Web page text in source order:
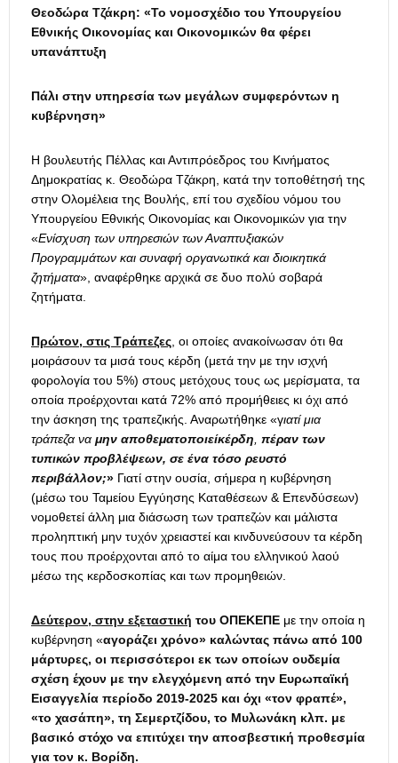
Θεοδώρα Τζάκρη: «Το νομοσχέδιο του Υπουργείου
Εθνικής Οικονομίας και Οικονομικών θα φέρει
υπανάπτυξη
Πάλι στην υπηρεσία των μεγάλων συμφερόντων η
κυβέρνηση»
Η βουλευτής Πέλλας και Αντιπρόεδρος του Κινήματος
Δημοκρατίας κ. Θεοδώρα Τζάκρη, κατά την τοποθέτησή της
στην Ολομέλεια της Βουλής, επί του σχεδίου νόμου του
Υπουργείου Εθνικής Οικονομίας και Οικονομικών για την
«Ενίσχυση των υπηρεσιών των Αναπτυξιακών
Προγραμμάτων και συναφή οργανωτικά και διοικητικά
ζητήματα», αναφέρθηκε αρχικά σε δυο πολύ σοβαρά
ζητήματα.
Πρώτον, στις Τράπεζες, οι οποίες ανακοίνωσαν ότι θα
μοιράσουν τα μισά τους κέρδη (μετά την με την ισχνή
φορολογία του 5%) στους μετόχους τους ως μερίσματα, τα
οποία προέρχονται κατά 72% από προμήθειες κι όχι από
την άσκηση της τραπεζικής. Αναρωτήθηκε «γιατί μια
τράπεζα να μην αποθεματοποιείκέρδη, πέραν των
τυπικών προβλέψεων, σε ένα τόσο ρευστό
περιβάλλον;» Γιατί στην ουσία, σήμερα η κυβέρνηση
(μέσω του Ταμείου Εγγύησης Καταθέσεων & Επενδύσεων)
νομοθετεί άλλη μια διάσωση των τραπεζών και μάλιστα
προληπτική μην τυχόν χρειαστεί και κινδυνεύσουν τα κέρδη
τους που προέρχονται από το αίμα του ελληνικού λαού
μέσω της κερδοσκοπίας και των προμηθειών.
Δεύτερον, στην εξεταστική του ΟΠΕΚΕΠΕ με την οποία η
κυβέρνηση «αγοράζει χρόνο» καλώντας πάνω από 100
μάρτυρες, οι περισσότεροι εκ των οποίων ουδεμία
σχέση έχουν με την ελεγχόμενη από την Ευρωπαϊκή
Εισαγγελία περίοδο 2019-2025 και όχι «τον φραπέ»,
«το χασάπη», τη Σεμερτζίδου, το Μυλωνάκη κλπ. με
βασικό στόχο να επιτύχει την αποσβεστική προθεσμία
για τον κ. Βορίδη.